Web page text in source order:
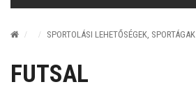
SPORTOLÁSI LEHETŐSÉGEK, SPORTÁGAK
FUTSAL